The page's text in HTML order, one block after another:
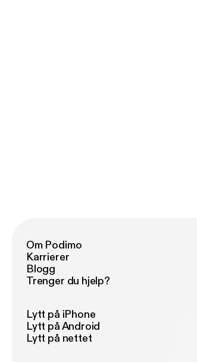
Om Podimo
Karrierer
Blogg
Trenger du hjelp?
Lytt på iPhone
Lytt på Android
Lytt på nettet